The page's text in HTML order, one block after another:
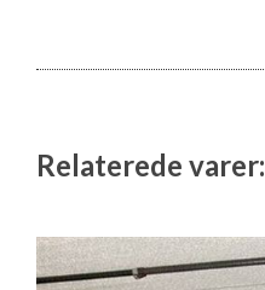
Relaterede varer: